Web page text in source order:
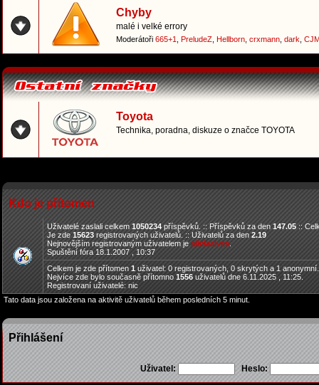
Chyby
malé i velké errory
Moderátoři 665+1 PreludeZ Hellborn crxmann dark
Toyota
Technika, poradna, diskuze o značce TOYOTA
Kdo je přítomen
Uživatelé zaslali celkem1050234příspěvků. :: Příspěvků za den147.05::
Je zde15623 registrovaných uživatelů. :: Uživatelů za den2.19
Nejnovějším registrovaným uživatelem jealiciaalves
Spuštění fóra 18.1.2007 , 10:37
Celkem je zde přítomen 1 uživatel: 0 registrovaných, 0 skrytých a 1
Nejvíce zde bylo současně přítomno 1556 uživatelů dne 6.11.2025 , 11:25.
Registrovaní uživatelé: nic
Tato data jsou založena na aktivitě uživatelů během posledních 5 minut.
Přihlášení
Uživatel: Heslo: